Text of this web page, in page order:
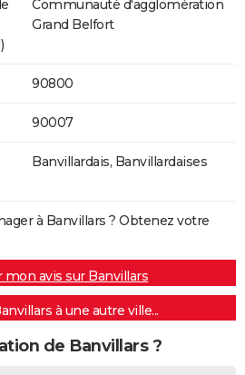
Communauté d'agglomération
Grand Belfort
90800
90007
Banvillardais, Banvillardaises
à Banvillars ? Obtenez votre
mon avis sur Banvillars
à une autre ville...
de Banvillars ?